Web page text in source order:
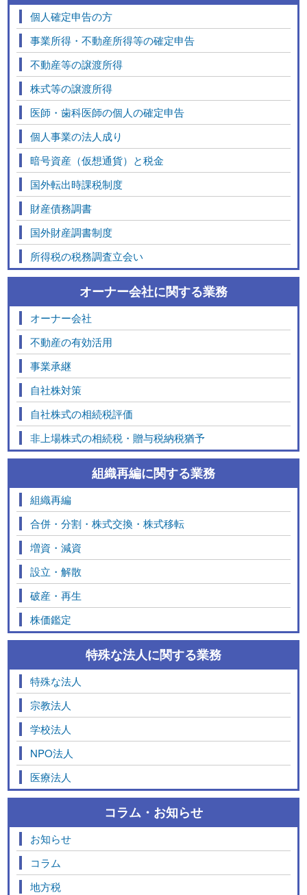
個人確定申告の方
事業所得・不動産所得等の確定申告
不動産等の譲渡所得
株式等の譲渡所得
医師・歯科医師の個人の確定申告
個人事業の法人成り
暗号資産（仮想通貨）と税金
国外転出時課税制度
財産債務調書
国外財産調書制度
所得税の税務調査立会い
オーナー会社に関する業務
オーナー会社
不動産の有効活用
事業承継
自社株対策
自社株式の相続税評価
非上場株式の相続税・贈与税納税猶予
組織再編に関する業務
組織再編
合併・分割・株式交換・株式移転
増資・減資
設立・解散
破産・再生
株価鑑定
特殊な法人に関する業務
特殊な法人
宗教法人
学校法人
NPO法人
医療法人
コラム・お知らせ
お知らせ
コラム
地方税